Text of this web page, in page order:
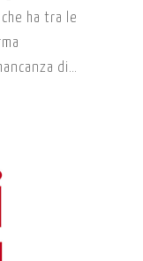
ha tra le
di…